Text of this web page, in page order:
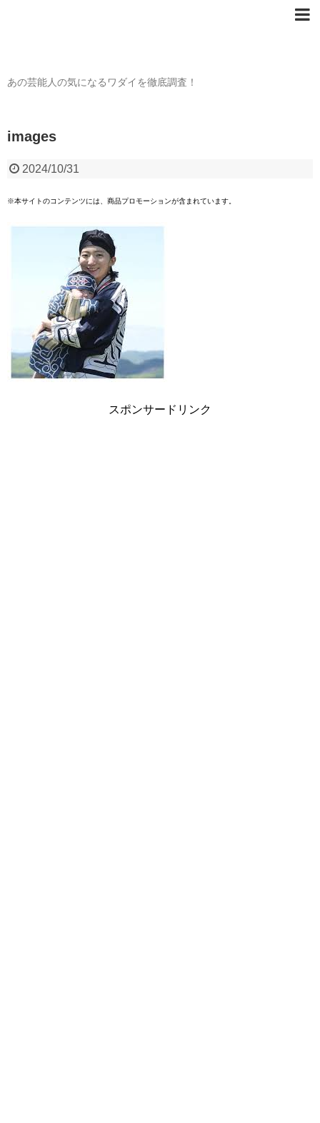
あの芸能人の気になるワダイを徹底調査！
images
2024/10/31
※本サイトのコンテンツには、商品プロモーションが含まれています。
スポンサードリンク